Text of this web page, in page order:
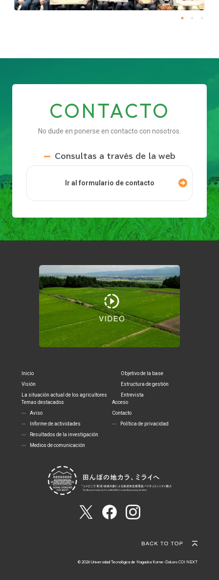
CONTACTO
No dude en ponerse en contacto con nosotros.
Consultas a través de la web
Ir al formulario de contacto
Inicio
Visión
La situación actual de los agricultores
Objetivo de la base
Estructura de gestión
Entrevista
Temas destacados
Aviso
Informe de actividades
Resultados de la investigación
Medios de comunicación
Acceso
Contacto
Política de privacidad
© 2026 Universidad Tecnológica de Nagaoka Kome-Dokoro COI NEXT